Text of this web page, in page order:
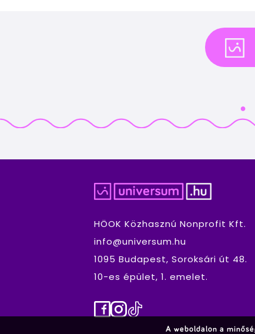
HÖOK Közhasznú Nonprofit Kft.
info@universum.hu
1095 Budapest, Soroksári út 48.
10-es épület, 1. emelet.
Facebook
Instagram
TikTok
A weboldalon a